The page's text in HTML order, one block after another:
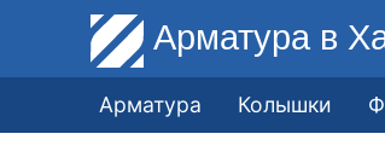
Арматура в
Арматура Колышки